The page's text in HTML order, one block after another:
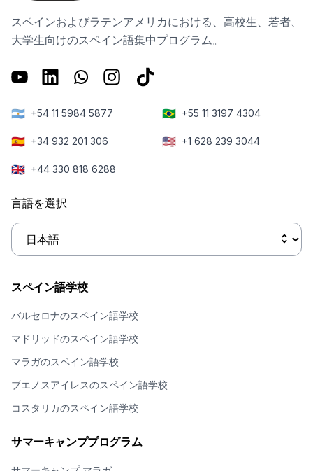
スペインおよびラテンアメリカにおける、高校生、若者、
大学生向けのスペイン語集中プログラム。
🇦🇷 +54 11 5984 5877 🇧🇷 +55 11 3197 4304
🇪🇸 +34 932 201 306 🇺🇸 +1 628 239 3044
🇬🇧 +44 330 818 6288
言語を選択
スペイン語学校
バルセロナのスペイン語学校
マドリッドのスペイン語学校
マラガのスペイン語学校
ブエノスアイレスのスペイン語学校
コスタリカのスペイン語学校
サマーキャンププログラム